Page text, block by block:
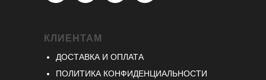
КЛИЕНТАМ
ДОСТАВКА И ОПЛАТА
ПОЛИТИКА КОНФИДЕНЦИАЛЬНОСТИ